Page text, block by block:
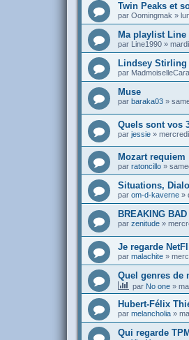
Twin Peaks et
par Oomingmak »
Ma playlist Line
par Line1990 »
Lindsey Stirling
par MadmoiselleCara
Muse
par baraka03 »
Quels sont vos
par jessie »
Mozart requiem
par ratoncillo »
Situations,
par om-d-kaverne »
BREAKING
par zenitude »
Je regarde
par malachite »
Quel genres de
par No one »
Hubert-Félix
par melancholia »
Qui regarde